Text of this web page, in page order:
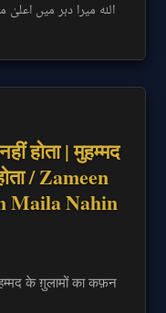
اللہ میرا دہر میں
होता | मुहम्मद
/ Zameen
Maila Nahin
के ग़ुलामों का कफ़न